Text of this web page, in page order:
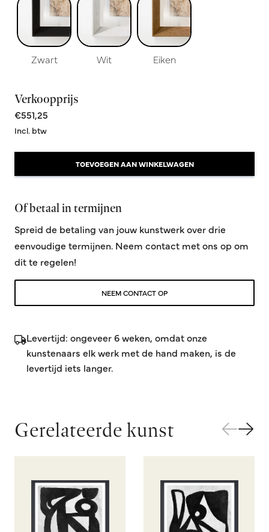
Zwart Wit Eiken
Verkoopprijs
€551,25
Incl. btw
TOEVOEGEN AAN WINKELWAGEN
Of betaal in termijnen
Spreid de betaling van jouw kunstwerk over drie
eenvoudige termijnen. Neem contact met ons op om
dit te regelen!
NEEM CONTACT OP
Levertijd: ongeveer 6 weken, omdat onze
kunstenaars elk werk met de hand maken, is de
levertijd iets langer.
Gerelateerde kunst